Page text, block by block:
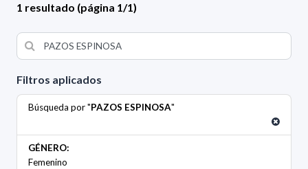
Filtros aplicados
Búsqueda por "PAZOS ESPINOSA"
GÉNERO:
Femenino
1 resultado (página 1/1)